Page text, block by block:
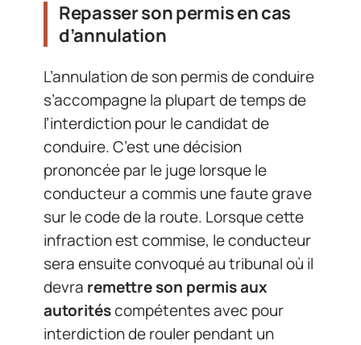
Repasser son permis en cas
d’annulation
L’annulation de son permis de conduire
s’accompagne la plupart de temps de
l’interdiction pour le candidat de
conduire. C’est une décision
prononcée par le juge lorsque le
conducteur a commis une faute grave
sur le code de la route. Lorsque cette
infraction est commise, le conducteur
sera ensuite convoqué au tribunal où il
devra remettre son permis aux
autoritéscompétentes avec pour
interdiction de rouler pendant un